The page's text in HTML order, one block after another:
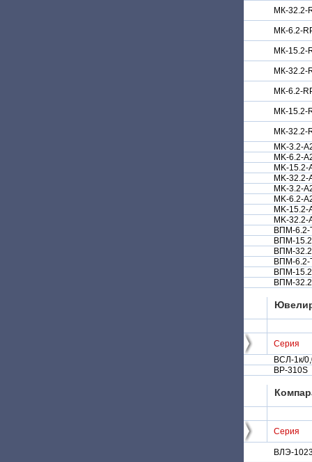
МК-32.2-
МК-6.2-
МК-15.2-
МК-32.2-
МК-6.2-
МК-15.2-
МК-32.2-
MK-3.2-
MK-6.2-
MK-15.2-
MK-32.2-
MK-3.2-
MK-6.2-
MK-15.2-
MK-32.2-
ВПМ-6.2-
ВПМ-
ВПМ-
ВПМ-6.2-
ВПМ-
ВПМ-
Серия
ВСЛ-1к/
BP-310S
Серия
ВЛЭ-